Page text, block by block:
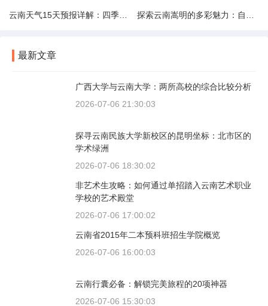
最新文章
广西大学与云南大学：两所高校的综合比较分析
2026-07-06 21:30:03
探寻云南民族大学新校区的昆明坐标：北市区的
学术绿洲
2026-07-06 18:30:02
非艺术生攻略：如何通过单招踏入云南艺术职业
学校的艺术殿堂
2026-07-06 17:00:02
云南省2015年二本预科班招生学院概览
2026-07-06 16:00:03
云南行囊必备：解锁完美旅程的20项神器
2026-07-06 15:30:03